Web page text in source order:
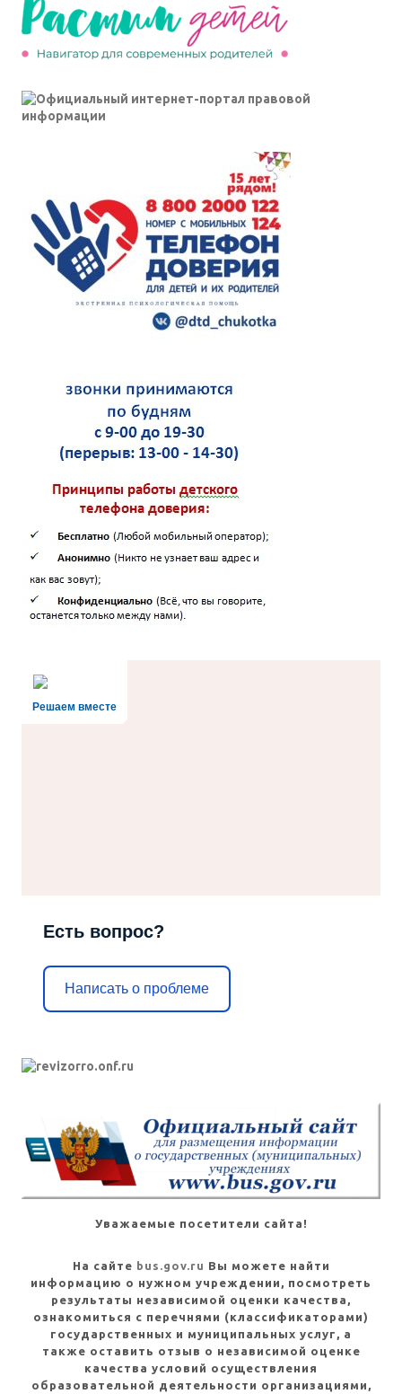
Решаем вместе
Есть вопрос?
Написать о проблеме
Уважаемые посетители сайта!
На сайте bus.gov.ru Вы можете найти
информацию о нужном учреждении, посмотреть
результаты независимой оценки качества,
ознакомиться с перечнями (классификаторами)
государственных и муниципальных услуг, а
также оставить отзыв о независимой оценке
качества условий осуществления
образовательной деятельности организациями,